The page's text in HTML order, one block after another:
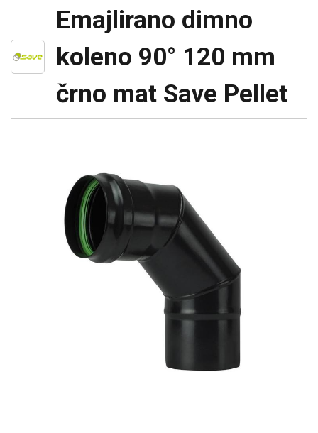
Emajlirano dimno
koleno 90° 120 mm
črno mat Save Pellet